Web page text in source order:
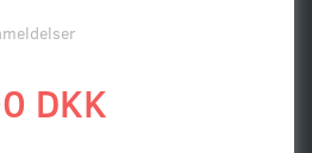
DKK